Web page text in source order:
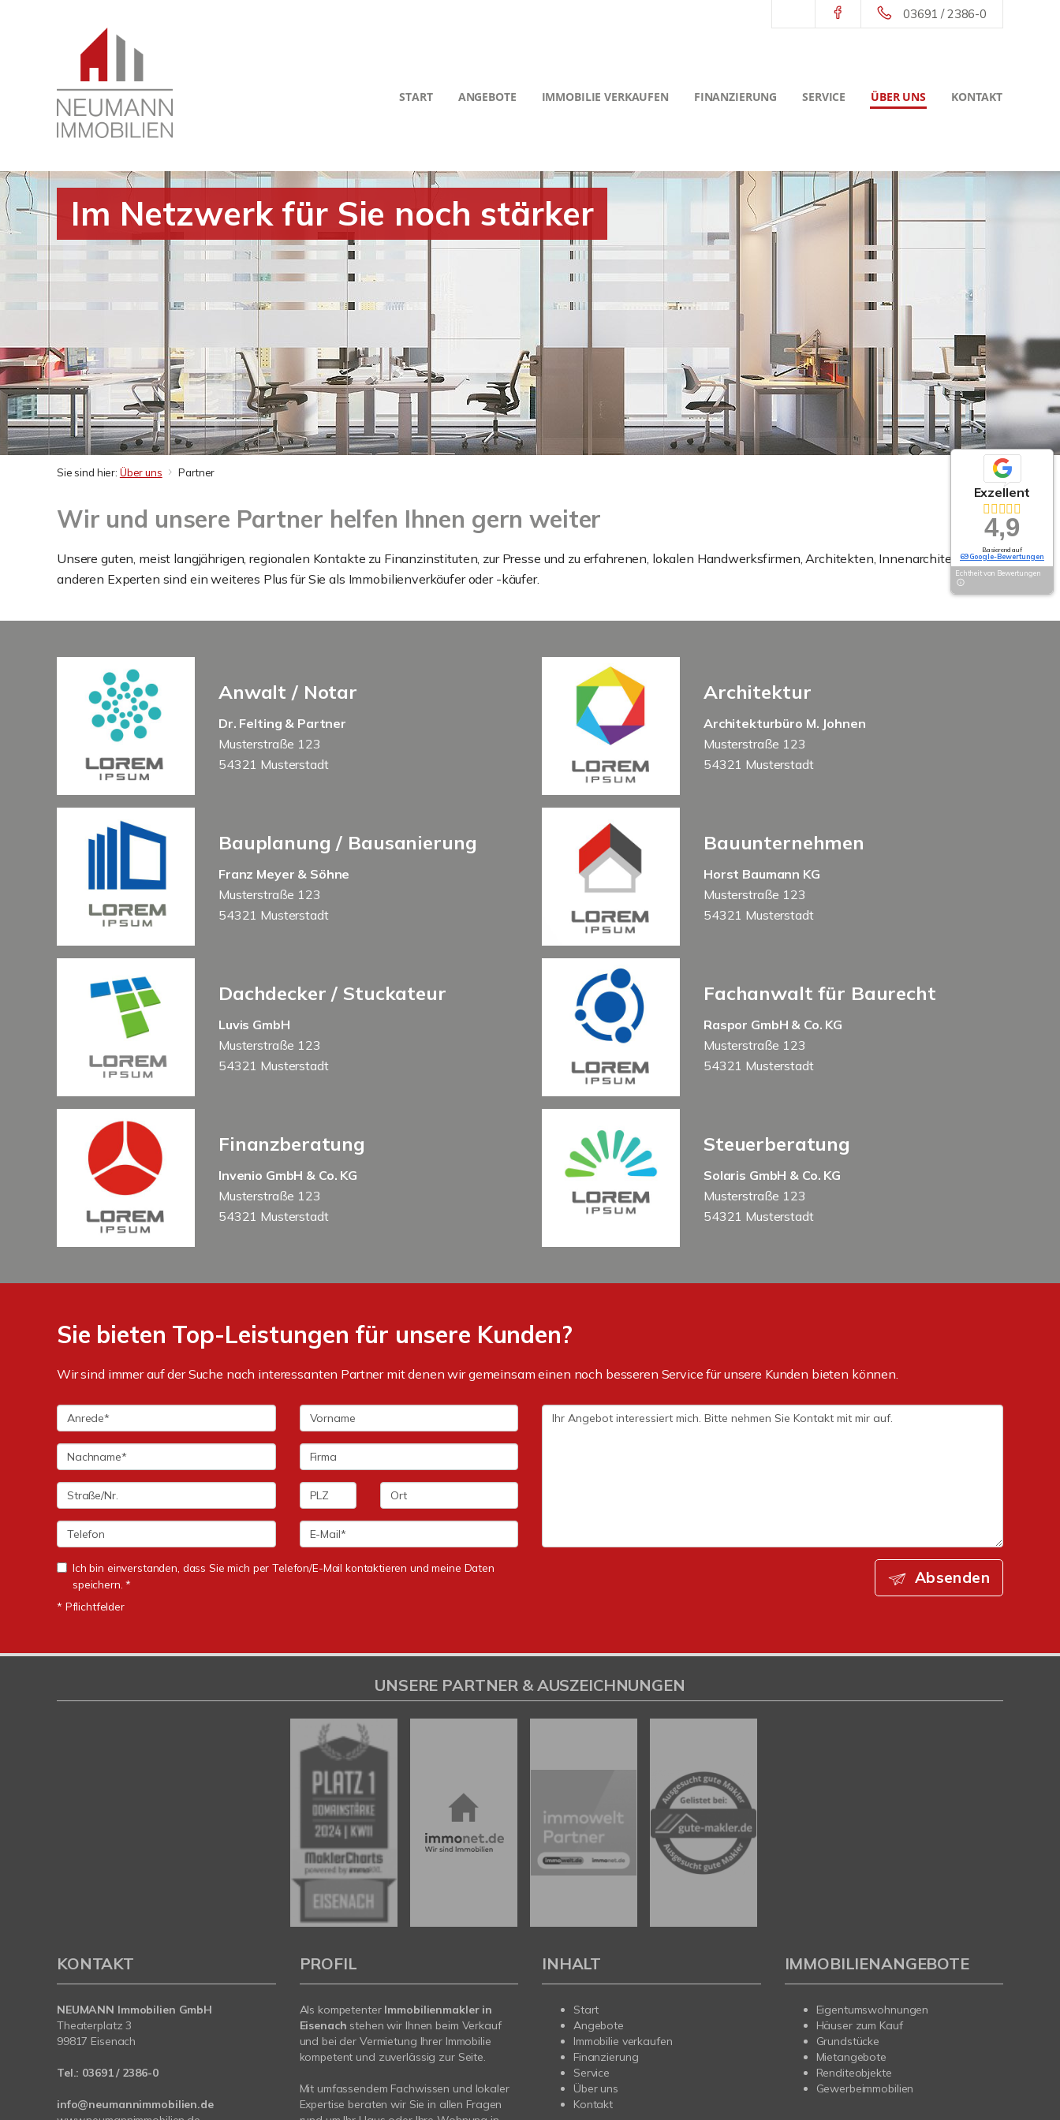
03691 / 2386-0
START ANGEBOTE IMMOBILIE VERKAUFEN FINANZIERUNG SERVICE ÜBER UNS KONTAKT
Im Netzwerk für Sie noch stärker
Sie sind hier: Über uns Partner
Wir und unsere Partner helfen Ihnen gern weiter
Unsere guten, meist langjährigen, regionalen Kontakte zu Finanzinstituten, zur Presse und zu erfahrenen, lokalen Handwerksfirmen, Architekten, Innenarchitekten und
anderen Experten sind ein weiteres Plus für Sie als Immobilienverkäufer oder -käufer.
Anwalt / Notar
Dr. Felting & Partner
Musterstraße 123
54321 Musterstadt
Architektur
Architekturbüro M. Johnen
Musterstraße 123
54321 Musterstadt
Bauplanung / Bausanierung
Franz Meyer & Söhne
Musterstraße 123
54321 Musterstadt
Bauunternehmen
Horst Baumann KG
Musterstraße 123
54321 Musterstadt
Dachdecker / Stuckateur
Luvis GmbH
Musterstraße 123
54321 Musterstadt
Fachanwalt für Baurecht
Raspor GmbH & Co. KG
Musterstraße 123
54321 Musterstadt
Finanzberatung
Invenio GmbH & Co. KG
Musterstraße 123
54321 Musterstadt
Steuerberatung
Solaris GmbH & Co. KG
Musterstraße 123
54321 Musterstadt
Sie bieten Top-Leistungen für unsere Kunden?
Wir sind immer auf der Suche nach interessanten Partner mit denen wir gemeinsam einen noch besseren Service für unsere Kunden bieten können.
Ich bin einverstanden, dass Sie mich per Telefon/E-Mail kontaktieren und meine Daten
speichern. *
* Pflichtfelder
Absenden
Exzellent
4,9
Basierend auf
69 Google-Bewertungen
Echtheit von Bewertungen
UNSERE PARTNER & AUSZEICHNUNGEN
KONTAKT
NEUMANN Immobilien GmbH
Theaterplatz 3
99817 Eisenach
Tel.: 03691 / 2386-0
info@neumannimmobilien.de
PROFIL
Als kompetenter Immobilienmakler in
Eisenach stehen wir Ihnen beim Verkauf
und bei der Vermietung Ihrer Immobilie
kompetent und zuverlässig zur Seite.
Mit umfassendem Fachwissen und lokaler
Expertise beraten wir Sie in allen Fragen
INHALT
Start
Angebote
Immobilie verkaufen
Finanzierung
Service
Über uns
Kontakt
IMMOBILIENANGEBOTE
Eigentumswohnungen
Häuser zum Kauf
Grundstücke
Mietangebote
Renditeobjekte
Gewerbeimmobilien